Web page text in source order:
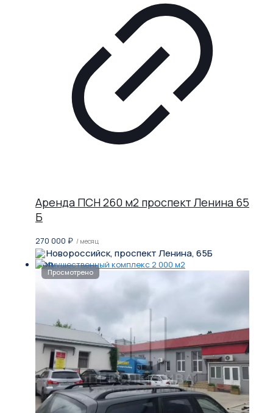
Аренда ПСН 260 м2 проспект Ленина 65
Б
270 000 ₽ / месяц
Новороссийск, проспект Ленина, 65Б